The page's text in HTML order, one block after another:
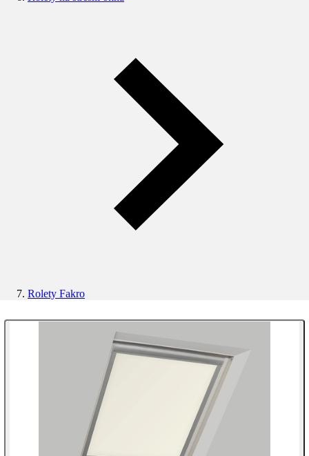
Rolety Fakro